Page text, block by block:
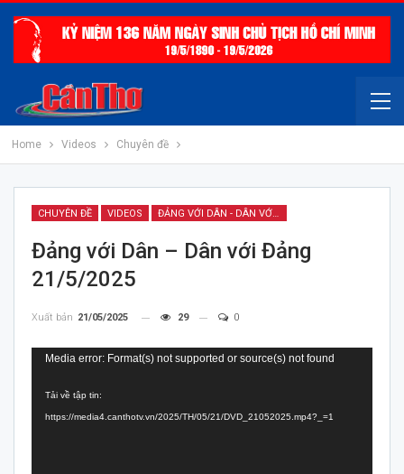
Home Videos Chuyên đề
CHUYÊN ĐỀ VIDEOS ĐẢNG VỚI DÂN - DÂN VỚI ĐẢNG
Đảng với Dân – Dân với Đảng
21/5/2025
Xuất bản 21/05/2025 29 0
Trình
Video
Media error: Format(s) not supported or source(s) not found
Tải về tập tin:
https://media4.canthotv.vn/2025/TH/05/21/DVD_21052025.mp4?_=1